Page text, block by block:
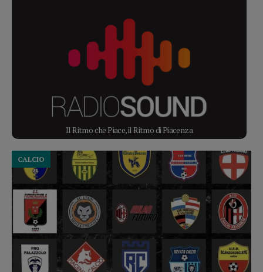
Il Ritmo che Piace, il Ritmo di Piacenza
CALCIO